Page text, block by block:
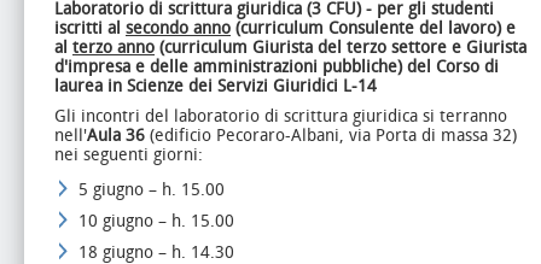
Laboratorio di scrittura giuridica (3 CFU) - per gli studenti
iscritti al secondo anno (curriculum Consulente del lavoro) e
al terzo anno (curriculum Giurista del terzo settore e Giurista
d'impresa e delle amministrazioni pubbliche) del Corso di
laurea in Scienze dei Servizi Giuridici L-14
Gli incontri del laboratorio di scrittura giuridica si terranno
nell'Aula 36 (edificio Pecoraro-Albani, via Porta di massa 32)
nei seguenti giorni:
5 giugno – h. 15.00
10 giugno – h. 15.00
18 giugno – h. 14.30